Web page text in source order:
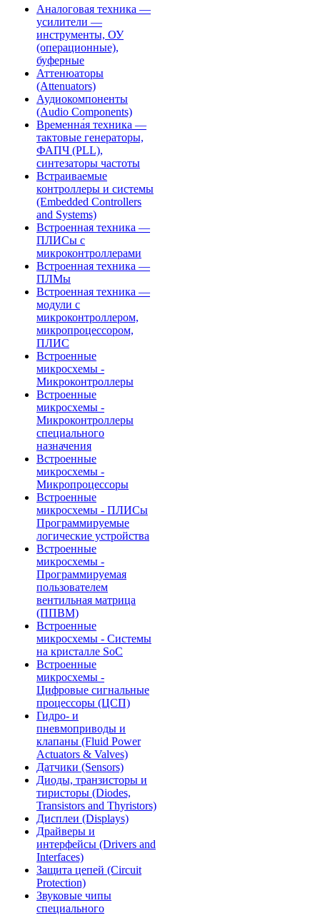
Аналоговая техника —
усилители —
инструменты, ОУ
(операционные),
буферные
Аттенюаторы
(Attenuators)
Аудиокомпоненты
(Audio Components)
Временна́я техника —
тактовые генераторы,
ФАПЧ (PLL),
синтезаторы частоты
Встраиваемые
контроллеры и системы
(Embedded Controllers
and Systems)
Встроенная техника —
ПЛИСы с
микроконтроллерами
Встроенная техника —
ПЛМы
Встроенная техника —
модули с
микроконтроллером,
микропроцессором,
ПЛИС
Встроенные
микросхемы -
Микроконтроллеры
Встроенные
микросхемы -
Микроконтроллеры
специального
назначения
Встроенные
микросхемы -
Микропроцессоры
Встроенные
микросхемы - ПЛИСы
Программируемые
логические устройства
Встроенные
микросхемы -
Программируемая
пользователем
вентильная матрица
(ППВМ)
Встроенные
микросхемы - Системы
на кристалле SoC
Встроенные
микросхемы -
Цифровые сигнальные
процессоры (ЦСП)
Гидро- и
пневмоприводы и
клапаны (Fluid Power
Actuators & Valves)
Датчики (Sensors)
Диоды, транзисторы и
тиристоры (Diodes,
Transistors and Thyristors)
Дисплеи (Displays)
Драйверы и
интерфейсы (Drivers and
Interfaces)
Защита цепей (Circuit
Protection)
Звуковые чипы
специального